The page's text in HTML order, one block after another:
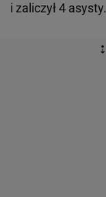
i zaliczył 4 asysty.